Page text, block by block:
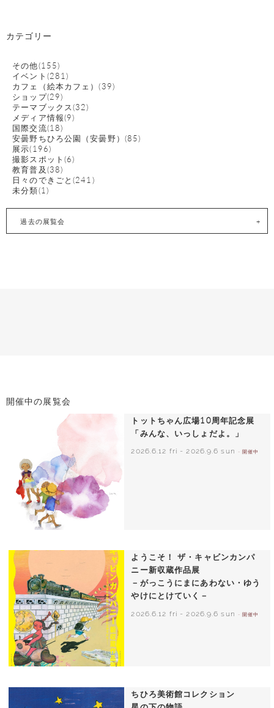
カテゴリー
その他(155)
イベント(281)
カフェ（絵本カフェ）(39)
ショップ(29)
テーマブックス(32)
メディア情報(9)
国際交流(18)
安曇野ちひろ公園（安曇野）(85)
展示(196)
撮影スポット(6)
教育普及(38)
日々のできごと(241)
未分類(1)
過去の展覧会
開催中の展覧会
トットちゃん広場10周年記念展
「みんな、いっしょだよ。」
2026.6.12 fri -2026.9.6 sun - 開催中
ようこそ！ ザ・キャビンカンパ
ニー新収蔵作品展
－がっこうにまにあわない・ゆう
やけにとけていく－
2026.6.12 fri - 2026.9.6 sun - 開催中
ちひろ美術館コレクション